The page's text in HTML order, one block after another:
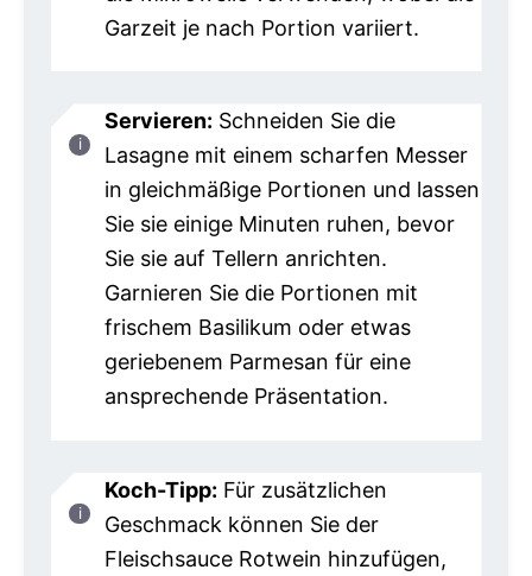
Garzeit je nach Portion variiert.
Servieren: Schneiden Sie die
Lasagne mit einem scharfen Messer
in gleichmäßige Portionen und lassen
Sie sie einige Minuten ruhen, bevor
Sie sie auf Tellern anrichten.
Garnieren Sie die Portionen mit
frischem Basilikum oder etwas
geriebenem Parmesan für eine
ansprechende Präsentation.
Koch-Tipp: Für zusätzlichen
Geschmack können Sie der
Fleischsauce Rotwein hinzufügen,